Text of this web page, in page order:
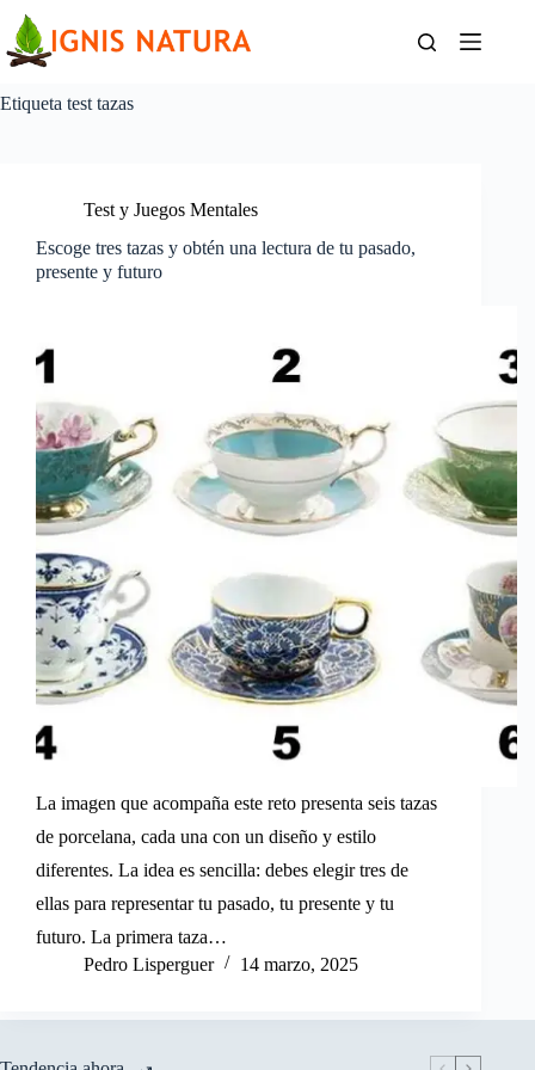
contenido
Etiqueta test tazas
Test y Juegos Mentales
Escoge tres tazas y obtén una lectura de tu pasado,
presente y futuro
La imagen que acompaña este reto presenta seis tazas
de porcelana, cada una con un diseño y estilo
diferentes. La idea es sencilla: debes elegir tres de
ellas para representar tu pasado, tu presente y tu
futuro. La primera taza…
Pedro Lisperguer
14 marzo, 2025